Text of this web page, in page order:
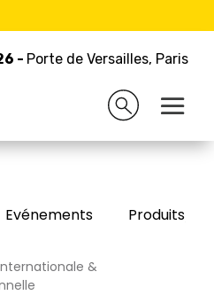
- Porte de Versailles, Paris
- Porte de Versailles, Paris
Evénements Produits/
&